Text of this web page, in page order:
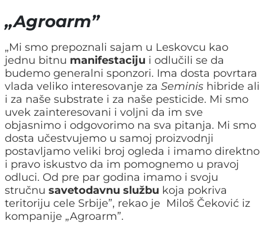
„Agroarm”
„Mi smo prepoznali sajam u Leskovcu kao
jednu bitnu manifestaciju i odlučili se da
budemo generalni sponzori. Ima dosta povrtara
vlada veliko interesovanje za Seminis hibride ali
i za naše substrate i za naše pesticide. Mi smo
uvek zainteresovani i voljni da im sve
objasnimo i odgovorimo na sva pitanja. Mi smo
dosta učestvujemo u samoj proizvodnji
postavljamo veliki broj ogleda i imamo direktno
i pravo iskustvo da im pomognemo u pravoj
odluci. Od pre par godina imamo i svoju
stručnu savetodavnu službu koja pokriva
teritoriju cele Srbije”, rekao je Miloš Čeković iz
kompanije „Agroarm”.